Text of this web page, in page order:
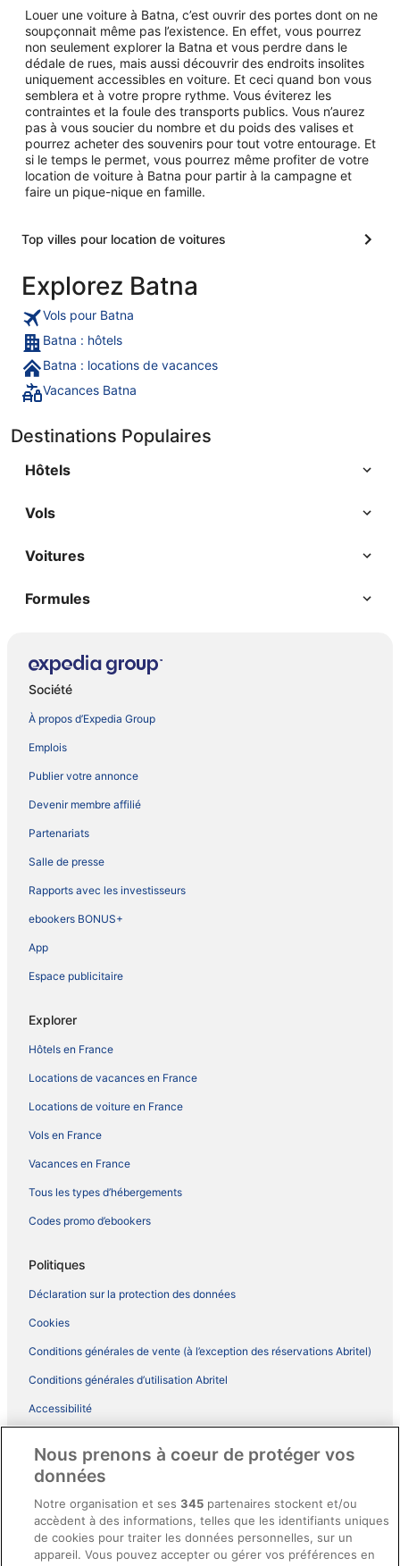
Louer une voiture à Batna, c’est ouvrir des portes dont on ne
soupçonnait même pas l’existence. En effet, vous pourrez
non seulement explorer la Batna et vous perdre dans le
dédale de rues, mais aussi découvrir des endroits insolites
uniquement accessibles en voiture. Et ceci quand bon vous
semblera et à votre propre rythme. Vous éviterez les
contraintes et la foule des transports publics. Vous n’aurez
pas à vous soucier du nombre et du poids des valises et
pourrez acheter des souvenirs pour tout votre entourage. Et
si le temps le permet, vous pourrez même profiter de votre
location de voiture à Batna pour partir à la campagne et
faire un pique-nique en famille.
Top villes pour location de voitures
Explorez Batna
Vols pour Batna
Batna : hôtels
Batna : locations de vacances
Vacances Batna
Destinations Populaires
Hôtels
Vols
Voitures
Formules
Société
À propos d’Expedia Group
Emplois
Publier votre annonce
Devenir membre affilié
Partenariats
Salle de presse
Rapports avec les investisseurs
ebookers BONUS+
App
Espace publicitaire
Explorer
Hôtels en France
Locations de vacances en France
Locations de voiture en France
Vols en France
Vacances en France
Tous les types d’hébergements
Codes promo d’ebookers
Politiques
Déclaration sur la protection des données
Cookies
Conditions générales de vente (à l’exception des réservations Abritel)
Conditions générales d’utilisation Abritel
Accessibilité
Conditions générales du programme BONUS+ d’ebookers
Directives de contenu et signalement de contenus
Nous prenons à coeur de protéger vos
données
Notre organisation et ses345 partenaires stockent et/ou
accèdent à des informations, telles que les identifiants uniques
de cookies pour traiter les données personnelles, sur un
appareil. Vous pouvez accepter ou gérer vos préférences en